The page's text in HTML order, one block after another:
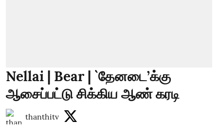
Nellai | Bear | `தேனடை’க்கு
ஆசைப்பட்டு சிக்கிய ஆண் கரடி
thanthitv